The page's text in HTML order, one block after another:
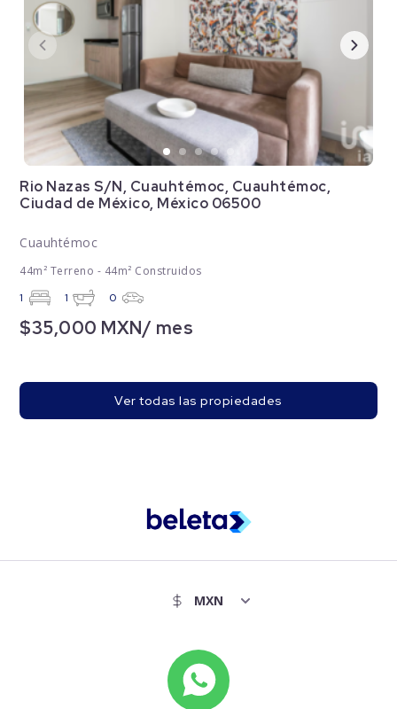
Rio Nazas S/N, Cuauhtémoc, Cuauhtémoc,
Ciudad de México, México 06500
Cuauhtémoc
44m² Terreno - 44m² Construidos
1 1 0
$35,000 MXN/ mes
Ver todas las propiedades